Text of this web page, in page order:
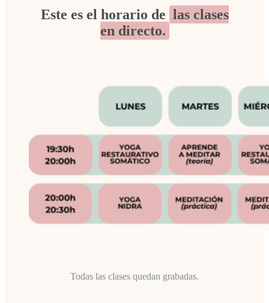
Este es el horario de las clases
en directo.
Todas las clases quedan grabadas.